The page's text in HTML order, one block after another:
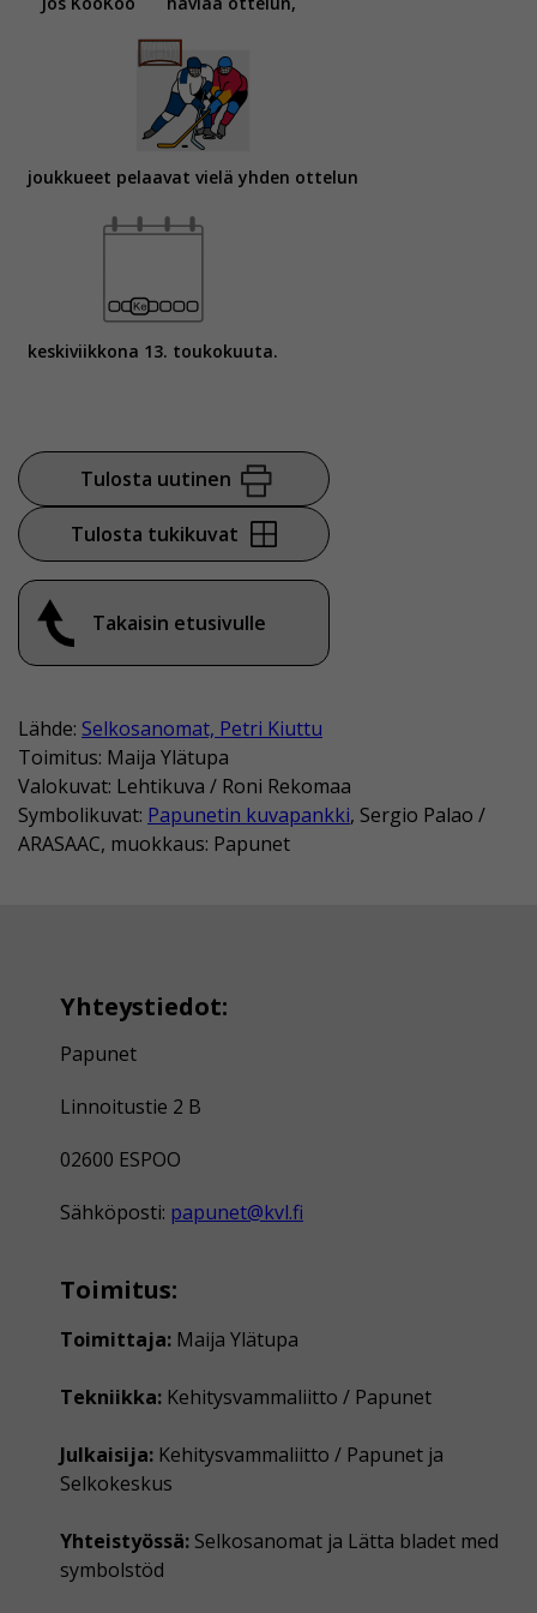
joukkueet pelaavat vielä yhden ottelun
keskiviikkona 13. toukokuuta.
Tulosta uutinen
Tulosta tukikuvat
Takaisin etusivulle
Lähde: Selkosanomat, Petri Kiuttu
Toimitus: Maija Ylätupa
Valokuvat: Lehtikuva / Roni Rekomaa
Symbolikuvat: Papunetin kuvapankki, Sergio Palao /
ARASAAC, muokkaus: Papunet
Yhteystiedot:
Papunet
Linnoitustie 2 B
02600 ESPOO
Sähköposti: papunet@kvl.fi
Toimitus:
Toimittaja: Maija Ylätupa
Tekniikka: Kehitysvammaliitto / Papunet
Julkaisija: Kehitysvammaliitto / Papunet ja
Selkokeskus
Yhteistyössä: Selkosanomat ja Lätta bladet med
symbolstöd